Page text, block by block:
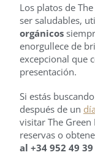
Los platos de
ser saludables,
orgánicos
enorgullece de
excepcional que
presentación.
Si estás
después de un
visitar The Green
reservas o
al +34 952 49 39